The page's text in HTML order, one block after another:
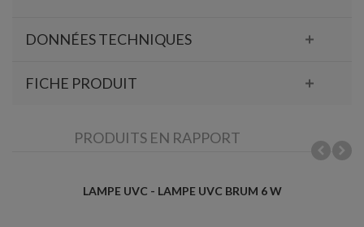
DONNÉES TECHNIQUES
FICHE PRODUIT
PRODUITS EN RAPPORT
LAMPE UVC - LAMPE UVC BRUM 6 W